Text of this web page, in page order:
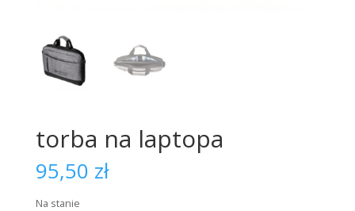
torba na laptopa
95,50 zł
Na stanie